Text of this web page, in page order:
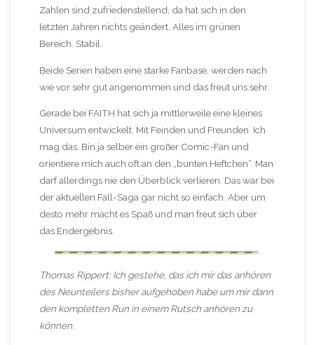
Zahlen sind zufriedenstellend, da hat sich in den
letzten Jahren nichts geändert. Alles im grünen
Bereich. Stabil.
Beide Serien haben eine starke Fanbase, werden nach
wie vor sehr gut angenommen und das freut uns sehr.
Gerade bei FAITH hat sich ja mittlerweile eine kleines
Universum entwickelt. Mit Feinden und Freunden. Ich
mag das. Bin ja selber ein großer Comic-Fan und
orientiere mich auch oft an den „bunten Heftchen“. Man
darf allerdings nie den Überblick verlieren. Das war bei
der aktuellen Fall-Saga gar nicht so einfach. Aber um
desto mehr macht es Spaß und man freut sich über
das Endergebnis.
Thomas Rippert: Ich gestehe, das ich mir das anhören
des Neunteilers bisher aufgehoben habe um mir dann
den kompletten Run in einem Rutsch anhören zu
können.